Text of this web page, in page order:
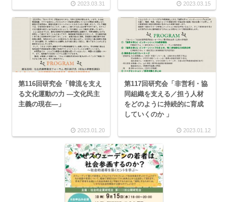
2023.03.31 2023.03.15
第116回研究会「韓流を支え
る文化運動の力 ―文化民主
主義の現在―」
2023.01.20
第117回研究会「非営利・協
同組織を支える／担う人材
をどのように持続的に育成
していくのか 」
2023.01.12